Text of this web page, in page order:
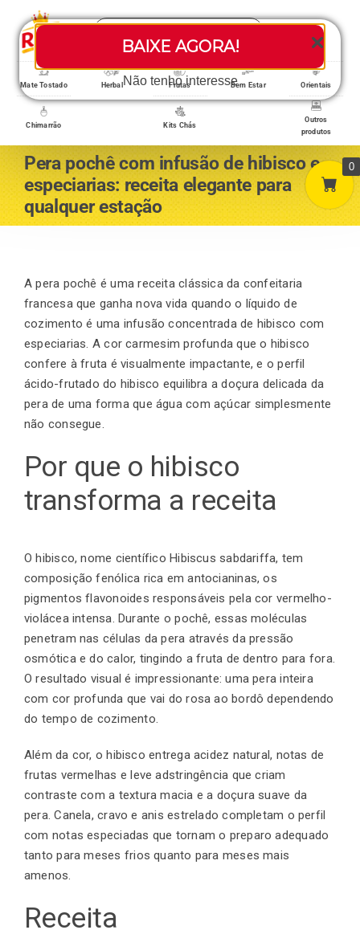
BAIXE AGORA!
Não tenho interesse
content
Search
Toggle
Loja/Produtos
Home
A empresa
Minha conta
Carrinho
Finalização de compra
Exportação
Contato
Mate Tostado Herbal Frutas Bem Estar Orientais
Chimarrão Kits Chás
Outros
produtos
Pera pochê com infusão de hibisco e
especiarias: receita elegante para
qualquer estação
A pera pochê é uma receita clássica da confeitaria
francesa que ganha nova vida quando o líquido de
cozimento é uma infusão concentrada de hibisco com
especiarias. A cor carmesim profunda que o hibisco
confere à fruta é visualmente impactante, e o perfil
ácido-frutado do hibisco equilibra a doçura delicada da
pera de uma forma que água com açúcar simplesmente
não consegue.
Por que o hibisco
transforma a receita
O hibisco, nome científico Hibiscus sabdariffa, tem
composição fenólica rica em antocianinas, os
pigmentos flavonoides responsáveis pela cor vermelho-
violácea intensa. Durante o pochê, essas moléculas
penetram nas células da pera através da pressão
osmótica e do calor, tingindo a fruta de dentro para fora.
O resultado visual é impressionante: uma pera inteira
com cor profunda que vai do rosa ao bordô dependendo
do tempo de cozimento.
Além da cor, o hibisco entrega acidez natural, notas de
frutas vermelhas e leve adstringência que criam
contraste com a textura macia e a doçura suave da
pera. Canela, cravo e anis estrelado completam o perfil
com notas especiadas que tornam o preparo adequado
tanto para meses frios quanto para meses mais
amenos.
Receita
0